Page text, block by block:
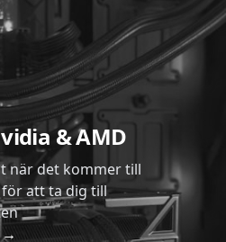
& AMD
när det kommer till
för att ta dig till